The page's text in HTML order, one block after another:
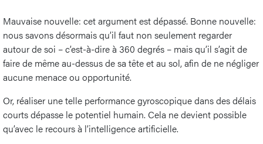
Mauvaise nouvelle: cet argument est dépassé. Bonne nouvelle:
nous savons désormais qu’il faut non seulement regarder
autour de soi – c’est-à-dire à 360 degrés – mais qu’il s’agit de
faire de même au-dessus de sa tête et au sol, afin de ne négliger
aucune menace ou opportunité.
Or, réaliser une telle performance gyroscopique dans des délais
courts dépasse le potentiel humain. Cela ne devient possible
qu’avec le recours à l’intelligence artificielle.